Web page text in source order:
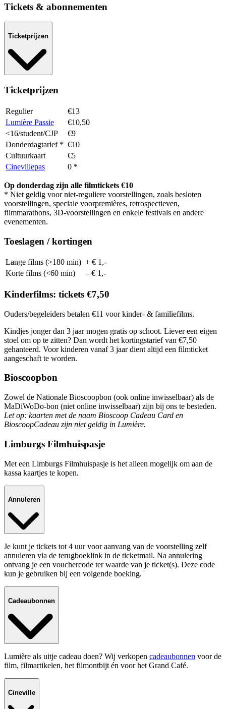
Tickets & abonnementen
Ticketprijzen
Ticketprijzen
Regulier
€13
Lumière Passie
€10,50
<16/student/CJP
€9
Donderdagtarief * €10
Cultuurkaart
€5
Cinevillepas
0 *
Op donderdag zijn alle filmtickets €10
* Niet geldig voor niet-reguliere voorstellingen, zoals besloten
voorstellingen, speciale voorpremières, retrospectieven,
filmmarathons, 3D-voorstellingen en enkele festivals en andere
evenementen.
Toeslagen / kortingen
Lange films (>180 min) + € 1,-
Korte films (<60 min)
– € 1,-
Kinderfilms: tickets €7,50
Ouders/begeleiders betalen €11 voor kinder- & familiefilms.
Kindjes jonger dan 3 jaar mogen gratis op schoot. Liever een eigen
stoel om op te zitten? Dan wordt het kortingstarief van €7,50
gehanteerd. Voor kinderen vanaf 3 jaar dient altijd een filmticket
aangeschaft te worden.
Bioscoopbon
Zowel de Nationale Bioscoopbon (ook online inwisselbaar) als de
MaDiWoDo-bon (niet online inwisselbaar) zijn bij ons te besteden.
Let op: kaarten met de naam Bioscoop Cadeau Card en
BioscoopCadeau zijn niet geldig in Lumière.
Limburgs Filmhuispasje
Met een Limburgs Filmhuispasje is het alleen mogelijk om aan de
kassa kaartjes te kopen.
Annuleren
Je kunt je tickets tot 4 uur voor aanvang van de voorstelling zelf
annuleren via de terugboeklink in de ticketmail. Na annulering
ontvang je een vouchercode ter waarde van je ticket(s). Deze code
kun je gebruiken bij een volgende boeking.
Cadeaubonnen
Lumière als uitje cadeau doen? Wij verkopen cadeaubonnen voor de
film, filmartikelen, het filmontbijt én voor het Grand Café.
Cineville